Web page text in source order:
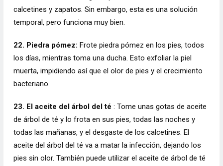
calcetines y zapatos. Sin embargo, esta es una solución
temporal, pero funciona muy bien.
22. Piedra pómez: Frote piedra pómez en los pies, todos
los días, mientras toma una ducha. Esto exfoliar la piel
muerta, impidiendo así que el olor de pies y el crecimiento
bacteriano.
23. El aceite del árbol del té : Tome unas gotas de aceite
de árbol de té y lo frota en sus pies, todas las noches y
todas las mañanas, y el desgaste de los calcetines. El
aceite del árbol del té va a matar la infección, dejando los
pies sin olor. También puede utilizar el aceite de árbol de té